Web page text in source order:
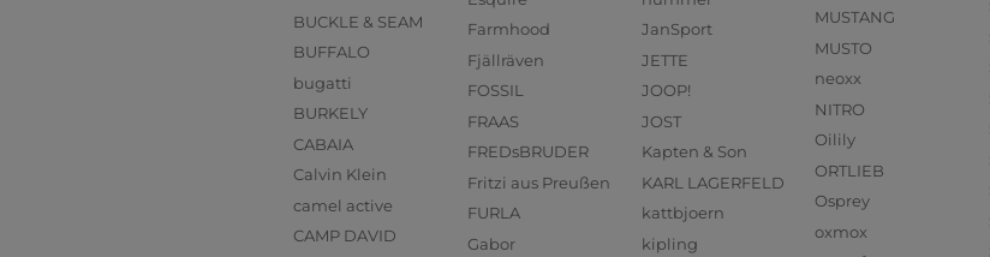
BUCKLE & SEAM
BUFFALO
bugatti
BURKELY
CABAIA
Calvin Klein
camel active
CAMP DAVID
Farmhood
Fjällräven
FOSSIL
FRAAS
FREDsBRUDER
Fritzi aus Preußen
FURLA
Gabor
JanSport
JETTE
JOOP!
JOST
Kapten & Son
KARL LAGERFELD
kattbjoern
kipling
MUSTANG
MUSTO
neoxx
NITRO
Oilily
ORTLIEB
Osprey
oxmox